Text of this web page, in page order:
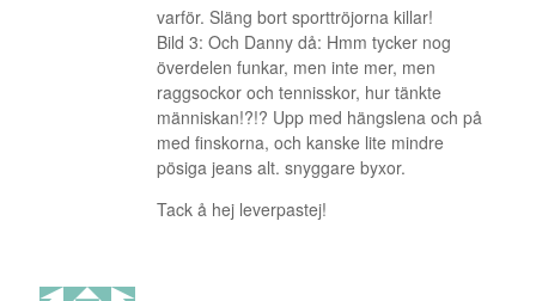
varför. Släng bort sporttröjorna killar!
Bild 3: Och Danny då: Hmm tycker nog
överdelen funkar, men inte mer, men
raggsockor och tennisskor, hur tänkte
människan!?!? Upp med hängslena och på
med finskorna, och kanske lite mindre
pösiga jeans alt. snyggare byxor.
Tack å hej leverpastej!